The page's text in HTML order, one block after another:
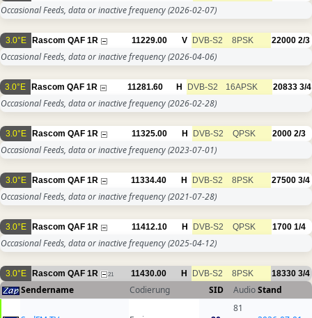
Occasional Feeds, data or inactive frequency(2026-02-07)
3.0°E Rascom QAF 1R 11229.00 V DVB-S2 8PSK 22000 2/3
Occasional Feeds, data or inactive frequency(2026-04-06)
3.0°E Rascom QAF 1R 11281.60 H DVB-S2 16APSK 20833 3/4
Occasional Feeds, data or inactive frequency(2026-02-28)
3.0°E Rascom QAF 1R 11325.00 H DVB-S2 QPSK 2000 2/3
Occasional Feeds, data or inactive frequency(2023-07-01)
3.0°E Rascom QAF 1R 11334.40 H DVB-S2 8PSK 27500 3/4
Occasional Feeds, data or inactive frequency(2021-07-28)
3.0°E Rascom QAF 1R 11412.10 H DVB-S2 QPSK 1700 1/4
Occasional Feeds, data or inactive frequency(2025-04-12)
3.0°E Rascom QAF 1R 21 11430.00 H DVB-S2 8PSK 18330 3/4
Sendername Codierung SID AudioStand
81